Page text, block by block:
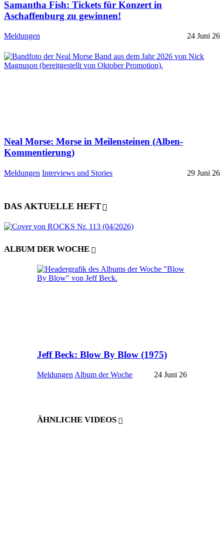
Samantha Fish: Tickets für Konzert in
Aschaffenburg zu gewinnen!
Meldungen 24 Juni 26
Neal Morse: Morse in Meilensteinen (Alben-
Kommentierung)
Meldungen Interviews und Stories 29 Juni 26
DAS AKTUELLE HEFT
ALBUM DER WOCHE
Jeff Beck: Blow By Blow (1975)
MeldungenAlbum der Woche 24 Juni 26
ÄHNLICHE VIDEOS